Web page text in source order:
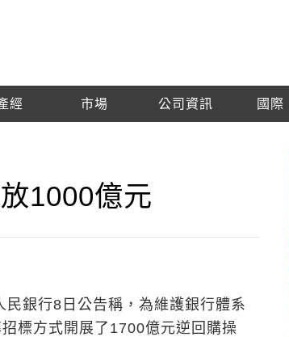
經 市場 公司資訊 國際
1000億元
銀行8日公告稱，為維護銀行體系
標方式開展了1700億元逆回購操